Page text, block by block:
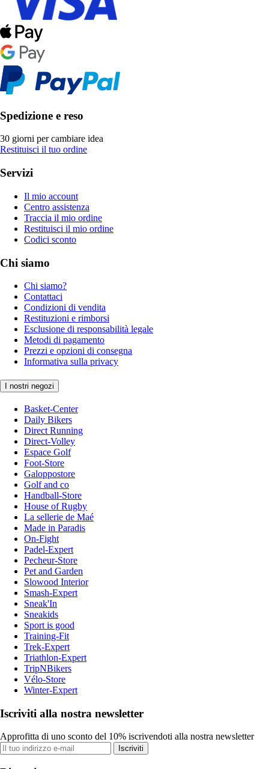
Spedizione e reso
30 giorni per cambiare idea
Restituisci il tuo ordine
Servizi
Il mio account
Centro assistenza
Traccia il mio ordine
Restituisci il mio ordine
Codici sconto
Chi siamo
Chi siamo?
Contattaci
Condizioni di vendita
Restituzioni e rimborsi
Esclusione di responsabilità legale
Metodi di pagamento
Prezzi e opzioni di consegna
Informativa sulla privacy
I nostri negozi
Basket-Center
Daily Bikers
Direct Running
Direct-Volley
Espace Golf
Foot-Store
Galoppostore
Golf and co
Handball-Store
House of Rugby
La sellerie de Maé
Made in Paradis
On-Fight
Padel-Expert
Pecheur-Store
Pet and Garden
Slowood Interior
Smash-Expert
Sneak'In
Sneakids
Sport is good
Training-Fit
Trek-Expert
Triathlon-Expert
TripNBikers
Vélo-Store
Winter-Expert
Iscriviti alla nostra newsletter
Approfitta di uno sconto del 10% iscrivendoti alla nostra newsletter
Iscriviti